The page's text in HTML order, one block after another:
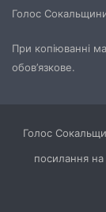
Голос
При копіюванні
обов’язкове.
Голос
посилання